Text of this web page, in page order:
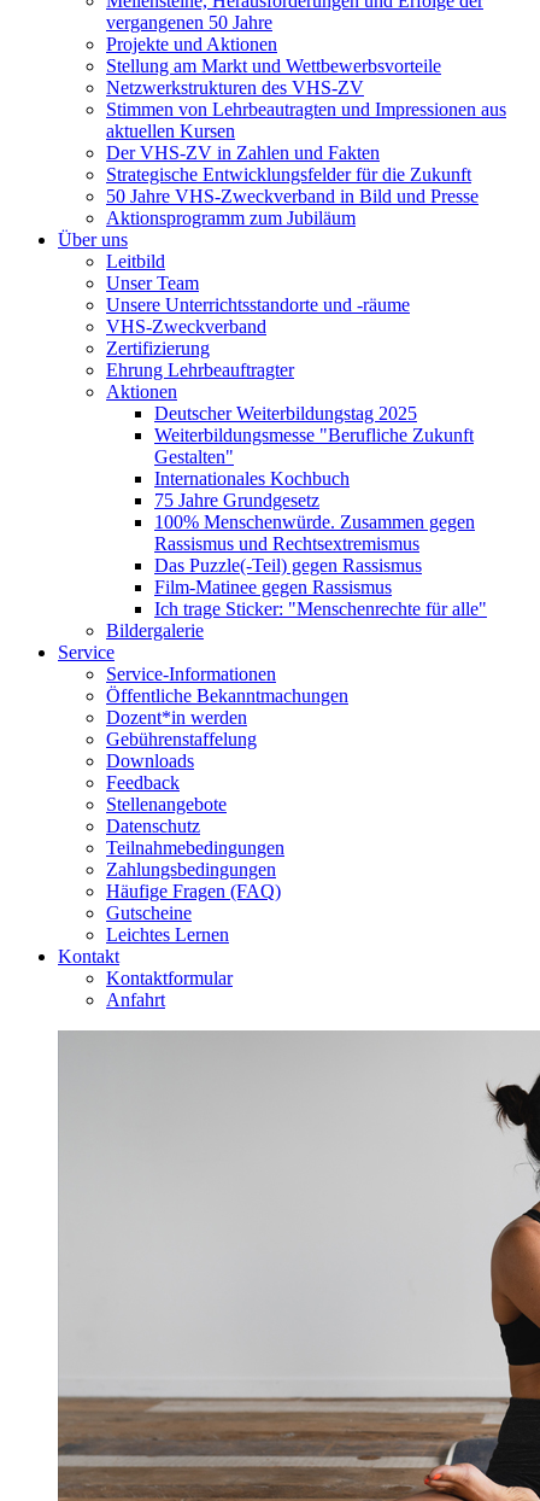
vergangenen 50 Jahre
Projekte und Aktionen
Stellung am Markt und Wettbewerbsvorteile
Netzwerkstrukturen des VHS-ZV
Stimmen von Lehrbeautragten und Impressionen aus
aktuellen Kursen
Der VHS-ZV in Zahlen und Fakten
Strategische Entwicklungsfelder für die Zukunft
50 Jahre VHS-Zweckverband in Bild und Presse
Aktionsprogramm zum Jubiläum
Über uns
Leitbild
Unser Team
Unsere Unterrichtsstandorte und -räume
VHS-Zweckverband
Zertifizierung
Ehrung Lehrbeauftragter
Aktionen
Deutscher Weiterbildungstag 2025
Weiterbildungsmesse "Berufliche Zukunft
Gestalten"
Internationales Kochbuch
75 Jahre Grundgesetz
100% Menschenwürde. Zusammen gegen
Rassismus und Rechtsextremismus
Das Puzzle(-Teil) gegen Rassismus
Film-Matinee gegen Rassismus
Ich trage Sticker: "Menschenrechte für alle"
Bildergalerie
Service
Service-Informationen
Öffentliche Bekanntmachungen
Dozent*in werden
Gebührenstaffelung
Downloads
Feedback
Stellenangebote
Datenschutz
Teilnahmebedingungen
Zahlungsbedingungen
Häufige Fragen (FAQ)
Gutscheine
Leichtes Lernen
Kontakt
Kontaktformular
Anfahrt